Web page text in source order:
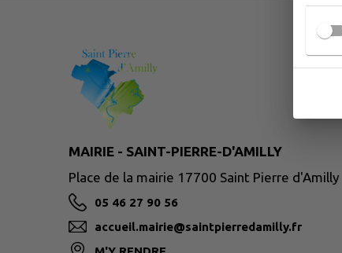
MAIRIE - SAINT-PIERRE-D'AMILLY
Place de la mairie 17700 Saint Pierre d'Amilly
05 46 27 90 56
accueil.mairie@saintpierredamilly.fr